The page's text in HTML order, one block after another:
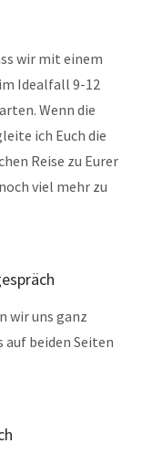
wir mit einem
Idealfall 9-12
Wenn die
ich Euch die
Reise zu Eurer
viel mehr zu
wir uns ganz
auf beiden Seiten